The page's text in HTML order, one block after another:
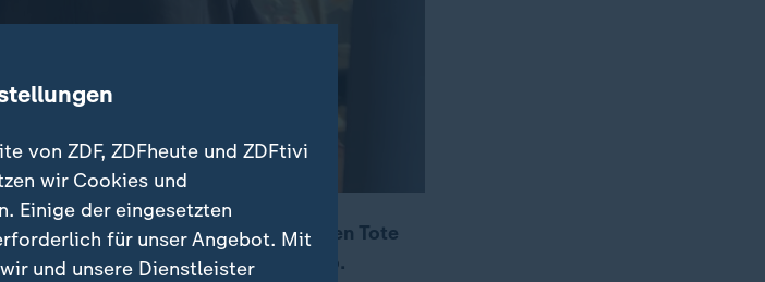
und Raketen, mindestens sieben Tote
getroffen wurde die Stadt Dnipro.
von ZDF, ZDFheute und ZDFtivi
wir Cookies und
Einige der eingesetzten
für unser Angebot. Mit
und unsere Dienstleister